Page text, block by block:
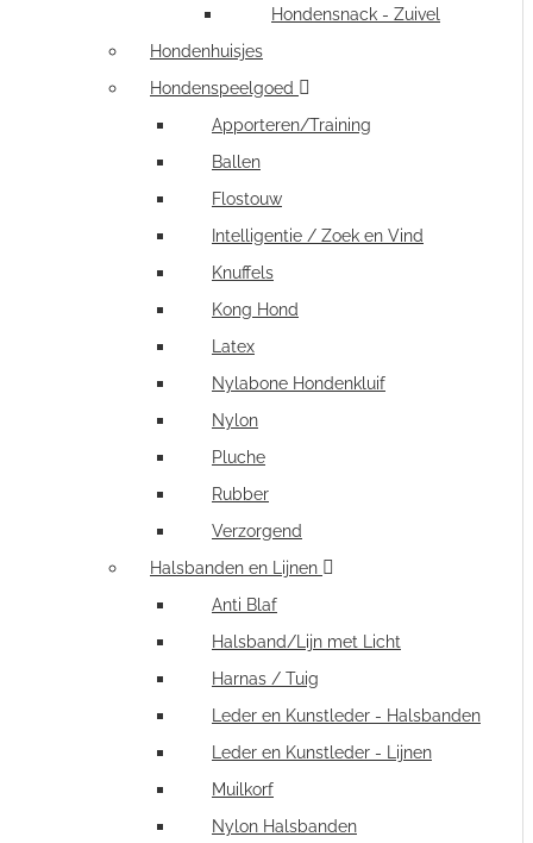
Hondensnack - Zuivel
Hondenhuisjes
Hondenspeelgoed
Apporteren/Training
Ballen
Flostouw
Intelligentie / Zoek en Vind
Knuffels
Kong Hond
Latex
Nylabone Hondenkluif
Nylon
Pluche
Rubber
Verzorgend
Halsbanden en Lijnen
Anti Blaf
Halsband/Lijn met Licht
Harnas / Tuig
Leder en Kunstleder - Halsbanden
Leder en Kunstleder - Lijnen
Muilkorf
Nylon Halsbanden